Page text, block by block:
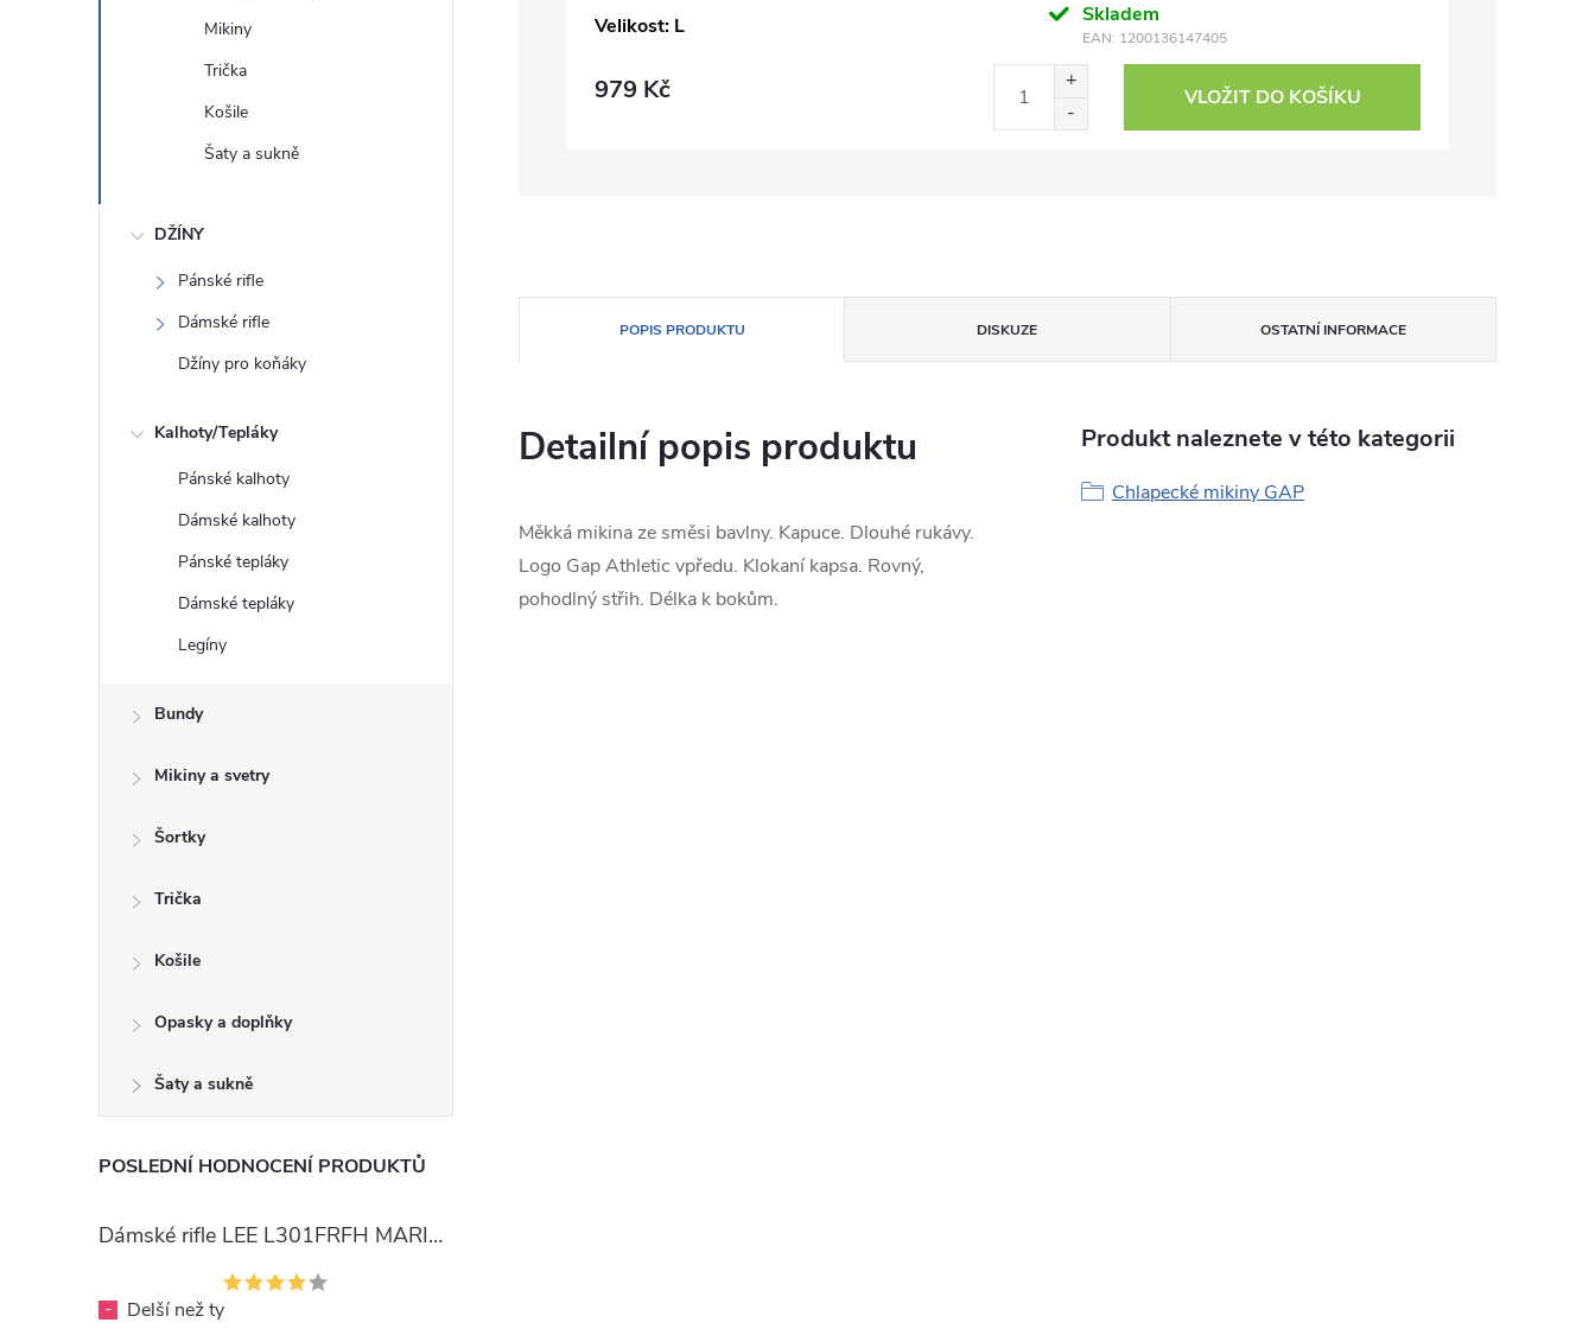
Mikiny
Trička
Košile
Šaty a sukně
DŽÍNY
Pánské rifle
Dámské rifle
Džíny pro koňáky
Kalhoty/Tepláky
Pánské kalhoty
Dámské kalhoty
Pánské tepláky
Dámské tepláky
Legíny
Bundy
Mikiny a svetry
Šortky
Trička
Košile
Opasky a doplňky
Šaty a sukně
POSLEDNÍ HODNOCENÍ PRODUKTŮ
Dámské rifle LEE L301FRFH MARION STRAIGHT RINSE
-
Delší než ty
Velikost: L Skladem
EAN: 1200136147405
979 Kč VLOŽIT DO KOŠÍKU
POPIS PRODUKTU DISKUZE OSTATNÍ INFORMACE
Detailní popis produktu
Měkká mikina ze směsi bavlny. Kapuce. Dlouhé rukávy.
Logo Gap Athletic vpředu. Klokaní kapsa. Rovný,
pohodlný střih. Délka k bokům.
Produkt naleznete v této kategorii
Chlapecké mikiny GAP